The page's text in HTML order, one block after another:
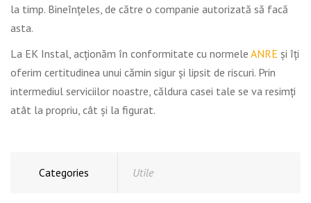
la timp. Bineînțeles, de către o companie autorizată să facă
asta.
La EK Instal, acționăm în conformitate cu normele ANRE și îți
oferim certitudinea unui cămin sigur și lipsit de riscuri. Prin
intermediul serviciilor noastre, căldura casei tale se va resimți
atât la propriu, cât și la figurat.
Categories Utile